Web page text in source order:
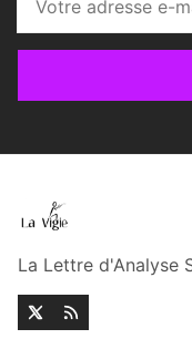
La Lettre d'Analyse